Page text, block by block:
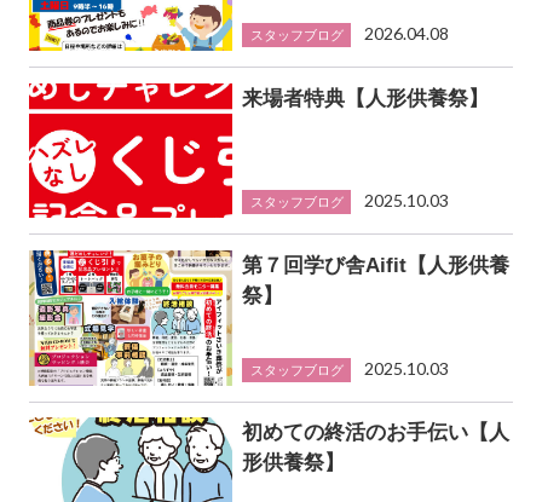
スタッフブログ 2026.04.08
来場者特典【人形供養祭】
スタッフブログ 2025.10.03
第７回学び舎Aifit【人形供養
祭】
スタッフブログ 2025.10.03
初めての終活のお手伝い【人
形供養祭】